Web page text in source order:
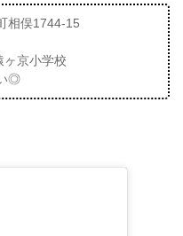
相俣1744-15
ヶ京小学校
◎